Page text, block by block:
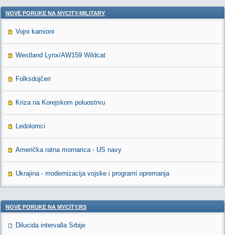
NOVE PORUKE NA MYCITY-MILITARY
Vojni kamioni
Westland Lynx/AW159 Wildcat
Folksdojčeri
Kriza na Korejskom poluostrvu
Ledolomci
Američka ratna mornarica - US navy
Ukrajina - modernizacija vojske i programi opremanja
NOVE PORUKE NA MYCITY.RS
Dilucida intervalla Srbije